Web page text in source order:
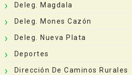
Deleg. Magdala
Deleg. Mones Cazón
Deleg. Nueva Plata
Deportes
Dirección De Caminos Rurales